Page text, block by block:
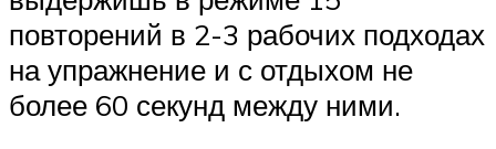
повторений в 2-3 рабочих подходах
на упражнение и с отдыхом не
более 60 секунд между ними.